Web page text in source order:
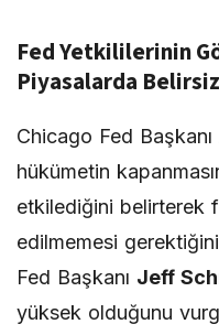
Fed Yetkililerinin
Piyasalarda
Chicago Fed Başkanı
hükümetin
etkilediğini belirterek
edilmemesi
Fed Başkanı Jeff
yüksek olduğunu